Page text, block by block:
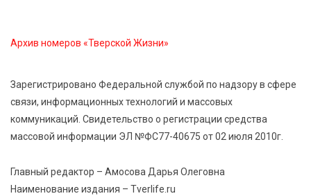
Уйти красиво: как жители Твери расстаются с
работодателями
В Твери обновили отделение гнойной хирургии
Архив номеров «Тверской Жизни»
Зарегистрировано Федеральной службой по надзору в сфере
связи, информационных технологий и массовых
коммуникаций. Свидетельство о регистрации средства
массовой информации ЭЛ №ФС77-40675 от 02 июля 2010г.
Главный редактор – Амосова Дарья Олеговна
Наименование издания – Tverlife.ru